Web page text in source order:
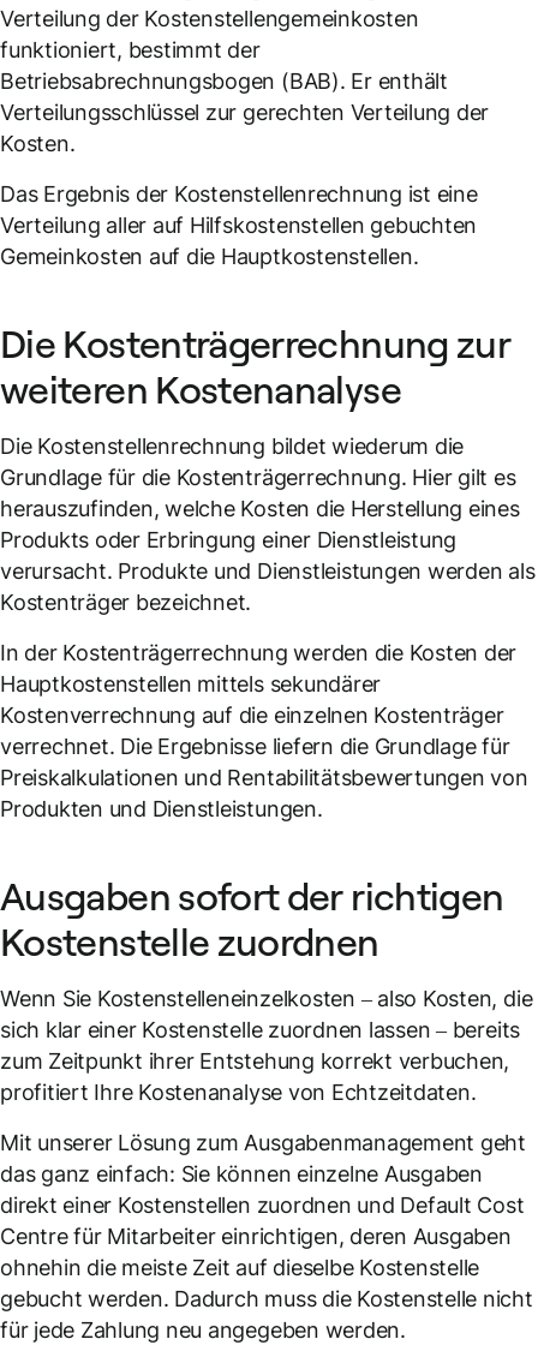
Verteilung der Kostenstellengemeinkosten
funktioniert, bestimmt der
Betriebsabrechnungsbogen (BAB). Er enthält
Verteilungsschlüssel zur gerechten Verteilung der
Kosten.
Das Ergebnis der Kostenstellenrechnung ist eine
Verteilung aller auf Hilfskostenstellen gebuchten
Gemeinkosten auf die Hauptkostenstellen.
Die Kostenträgerrechnung zur
weiteren Kostenanalyse
Die Kostenstellenrechnung bildet wiederum die
Grundlage für die Kostenträgerrechnung. Hier gilt es
herauszufinden, welche Kosten die Herstellung eines
Produkts oder Erbringung einer Dienstleistung
verursacht. Produkte und Dienstleistungen werden als
Kostenträger bezeichnet.
In der Kostenträgerrechnung werden die Kosten der
Hauptkostenstellen mittels sekundärer
Kostenverrechnung auf die einzelnen Kostenträger
verrechnet. Die Ergebnisse liefern die Grundlage für
Preiskalkulationen und Rentabilitätsbewertungen von
Produkten und Dienstleistungen.
Ausgaben sofort der richtigen
Kostenstelle zuordnen
Wenn Sie Kostenstelleneinzelkosten – also Kosten, die
sich klar einer Kostenstelle zuordnen lassen – bereits
zum Zeitpunkt ihrer Entstehung korrekt verbuchen,
profitiert Ihre Kostenanalyse von Echtzeitdaten.
Mit unserer Lösung zum Ausgabenmanagement geht
das ganz einfach: Sie können einzelne Ausgaben
direkt einer Kostenstellen zuordnen und Default Cost
Centre für Mitarbeiter einrichtigen, deren Ausgaben
ohnehin die meiste Zeit auf dieselbe Kostenstelle
gebucht werden. Dadurch muss die Kostenstelle nicht
für jede Zahlung neu angegeben werden.